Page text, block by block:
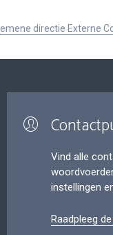
directie Externe
Vind alle
instellingen
Raadpleeg